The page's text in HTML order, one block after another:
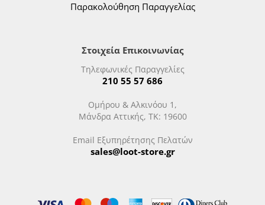
Παρακολούθηση Παραγγελίας
Στοιχεία Επικοινωνίας
Τηλεφωνικές Παραγγελίες
210 55 57 686
Ομήρου & Αλκινόου 1,
Μάνδρα Αττικής, ΤΚ: 19600
Email Εξυπηρέτησης Πελατών
sales@loot-store.gr